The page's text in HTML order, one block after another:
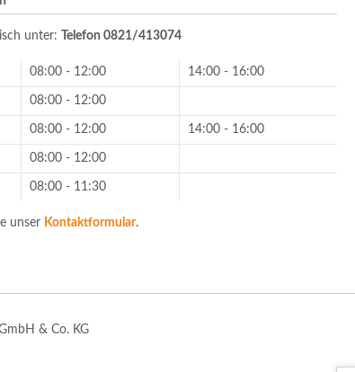
unter: Telefon 0821/413074
08:00 - 12:00 14:00 - 16:00
08:00 - 12:00
08:00 - 12:00 14:00 - 16:00
08:00 - 12:00
08:00 - 11:30
unser Kontaktformular.
& Co. KG